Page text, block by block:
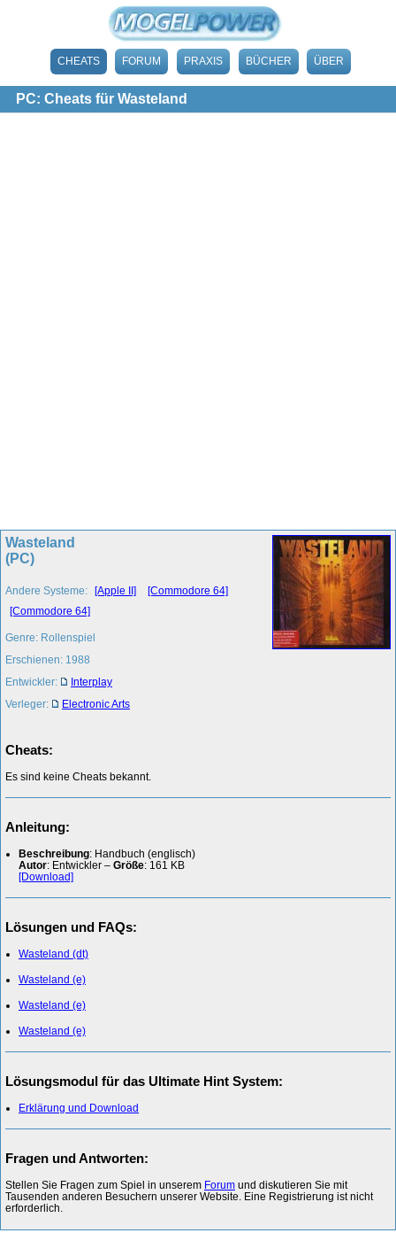
CHEATS FORUM PRAXIS BÜCHER ÜBER
PC: Cheats für Wasteland
Wasteland
(PC)
Andere Systeme: [Apple II]
[Commodore 64]
[Commodore 64]
Genre: Rollenspiel
Erschienen: 1988
Entwickler:
Interplay
Verleger:
Electronic Arts
Cheats:
Es sind keine Cheats bekannt.
Anleitung:
Beschreibung: Handbuch (englisch)
Autor: Entwickler – Größe: 161 KB
[Download]
Lösungen und FAQs:
Wasteland (dt)
Wasteland (e)
Wasteland (e)
Wasteland (e)
Lösungsmodul für das Ultimate Hint System:
Erklärung und Download
Fragen und Antworten:
Stellen Sie Fragen zum Spiel in unserem Forum und diskutieren Sie mit
Tausenden anderen Besuchern unserer Website. Eine Registrierung ist nicht
erforderlich.